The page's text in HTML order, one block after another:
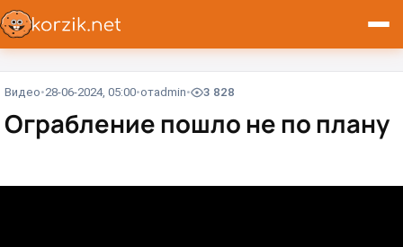
Видео 28-06-2024, 05:00 отadmin 3 828
Ограбление пошло не по плану